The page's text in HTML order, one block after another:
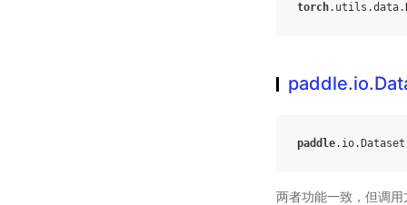
torch. utils .data.
paddle. io. Dataset
两者功能一致，但调